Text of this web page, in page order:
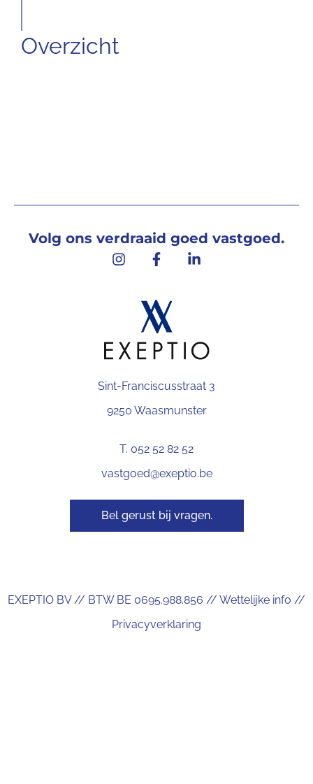
Overzicht
Volg ons verdraaid goed vastgoed.
Sint-Franciscusstraat 3
9250 Waasmunster
T. 052 52 82 52
vastgoed@exeptio.be
Bel gerust bij vragen.
EXEPTIO BV // BTW BE 0695.988.856 // Wettelijke info //
Privacyverklaring